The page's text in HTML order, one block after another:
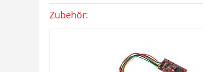
Zubehör: